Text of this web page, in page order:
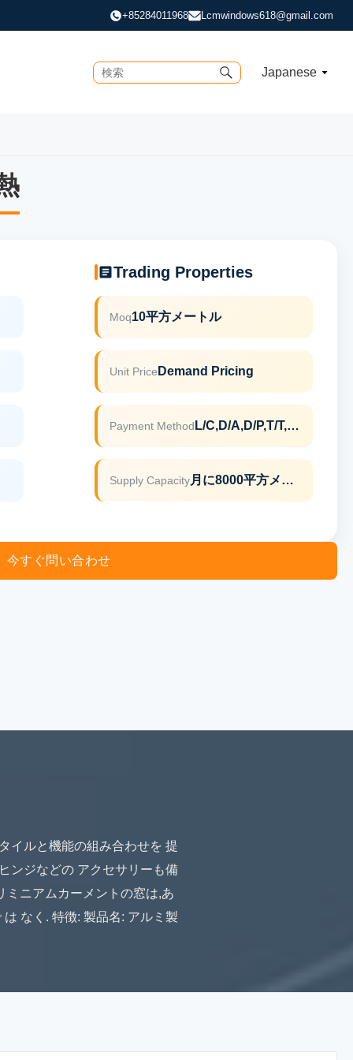
+85284011968 Lcmwindows618@gmail.com
Japanese
Trading Properties
Moq10平方メートル
Unit Price Demand Pricing
Payment Method L/C,D/A,D/P,T/T,ウェスタンユニオン,マネーグラム
Supply Capacity 月に8000平方メートル
今すぐ問い合わせ
イルと機能の組み合わせを 提
ンジなどの アクセサリーも備
ミニアムカーメントの窓は,あ
なく. 特徴: 製品名: アルミ製